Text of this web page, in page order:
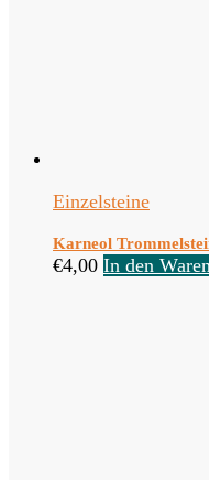
Einzelsteine
Karneol
€4,00 In den